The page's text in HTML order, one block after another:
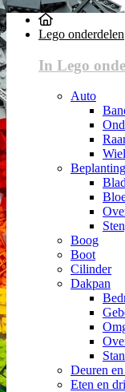
Lego onderdelen
In Lego
Auto
Wiel
Beplanting
Boog
Boot
Cilinder
Dakpan
Deuren
Eten en